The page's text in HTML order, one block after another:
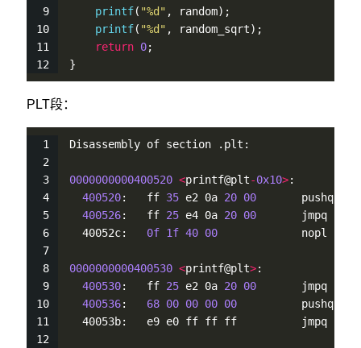
printf( "%d" , random);
printf( "%d" , random_sqrt);
return 0;
}
PLT段：
Disassembly of section .plt:
0000000000400520 <printf@plt-0x10>:
400520:   ff 35 e2 0a 20 00
       pushq
400526:   ff 25 e4 0a 20 00
       jmpq
  40052c:
0f 1f 40 00
             nopl
0000000000400530 <printf@plt>:
400530:   ff 25 e2 0a 20 00
       jmpq
400536: 68 00 00 00 00
          pushq  $
  40053b:   e9 e0 ff ff ff          jmpq